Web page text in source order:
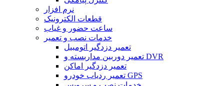
نرم افزار
قطعات الکترونیک
ساعت حضور و غیاب
خدمات نصب و تعمیر
تعمیر دزدگیر اتومبیل
تعمیر دوربین مداربسته و DVR
تعمیر دزدگیر اماکن
تعمیر ردیاب خودرو GPS